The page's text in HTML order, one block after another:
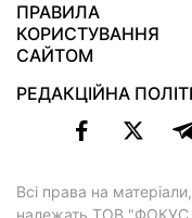
ПРАВИЛА
КОРИСТУВАННЯ
САЙТОМ
РЕДАКЦІЙНА
Всі права на